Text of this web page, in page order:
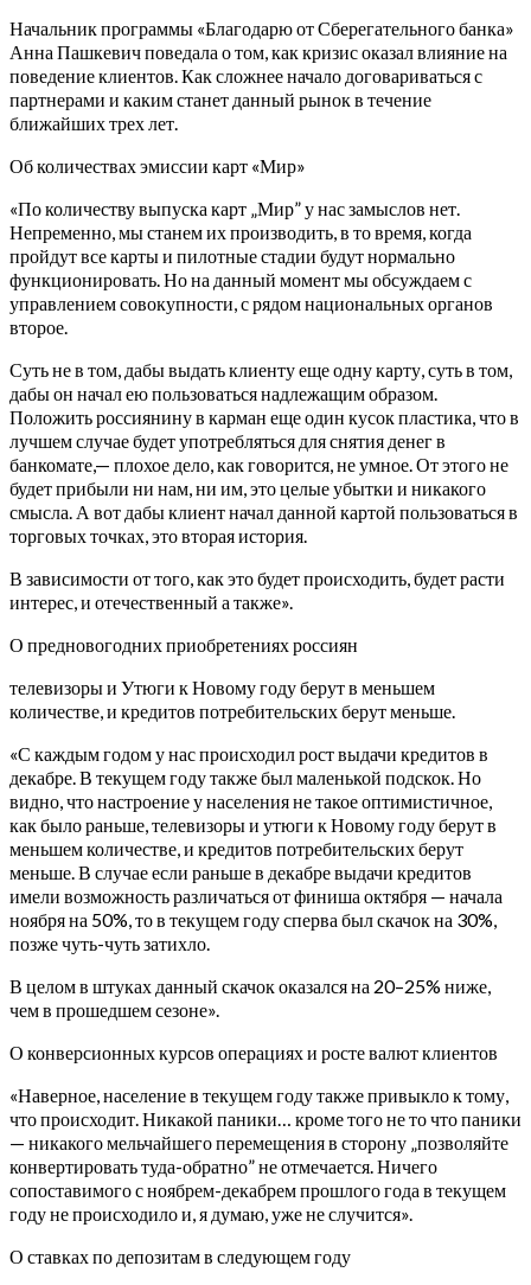
Начальник программы «Благодарю от Сберегательного банка»
Анна Пашкевич поведала о том, как кризис оказал влияние на
поведение клиентов. Как сложнее начало договариваться с
партнерами и каким станет данный рынок в течение
ближайших трех лет.
Об количествах эмиссии карт «Мир»
«По количеству выпуска карт „Мир” у нас замыслов нет.
Непременно, мы станем их производить, в то время, когда
пройдут все карты и пилотные стадии будут нормально
функционировать. Но на данный момент мы обсуждаем с
управлением совокупности, с рядом национальных органов
второе.
Суть не в том, дабы выдать клиенту еще одну карту, суть в том,
дабы он начал ею пользоваться надлежащим образом.
Положить россиянину в карман еще один кусок пластика, что в
лучшем случае будет употребляться для снятия денег в
банкомате,— плохое дело, как говорится, не умное. От этого не
будет прибыли ни нам, ни им, это целые убытки и никакого
смысла. А вот дабы клиент начал данной картой пользоваться в
торговых точках, это вторая история.
В зависимости от того, как это будет происходить, будет расти
интерес, и отечественный а также».
О предновогодних приобретениях россиян
телевизоры и Утюги к Новому году берут в меньшем
количестве, и кредитов потребительских берут меньше.
«С каждым годом у нас происходил рост выдачи кредитов в
декабре. В текущем году также был маленькой подскок. Но
видно, что настроение у населения не такое оптимистичное,
как было раньше, телевизоры и утюги к Новому году берут в
меньшем количестве, и кредитов потребительских берут
меньше. В случае если раньше в декабре выдачи кредитов
имели возможность различаться от финиша октября — начала
ноября на 50%, то в текущем году сперва был скачок на 30%,
позже чуть-чуть затихло.
В целом в штуках данный скачок оказался на 20–25% ниже,
чем в прошедшем сезоне».
О конверсионных курсов операциях и росте валют клиентов
«Наверное, население в текущем году также привыкло к тому,
что происходит. Никакой паники… кроме того не то что паники
— никакого мельчайшего перемещения в сторону „позволяйте
конвертировать туда-обратно” не отмечается. Ничего
сопоставимого с ноябрем-декабрем прошлого года в текущем
году не происходило и, я думаю, уже не случится».
О ставках по депозитам в следующем году